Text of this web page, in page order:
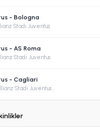
- Bologna
Stadı Juventus
- AS Roma
Stadı Juventus
- Cagliari
Stadı Juventus